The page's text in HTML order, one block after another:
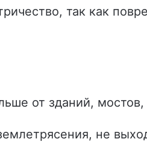
так как
от зданий,
не